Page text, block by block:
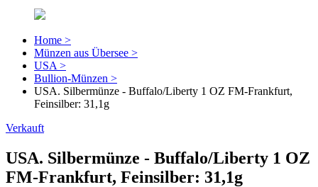
Home >
Münzen aus Übersee >
USA >
Bullion-Münzen >
USA. Silbermünze - Buffalo/Liberty 1 OZ FM-Frankfurt,
Feinsilber: 31,1g
Verkauft
USA. Silbermünze - Buffalo/Liberty 1 OZ
FM-Frankfurt, Feinsilber: 31,1g